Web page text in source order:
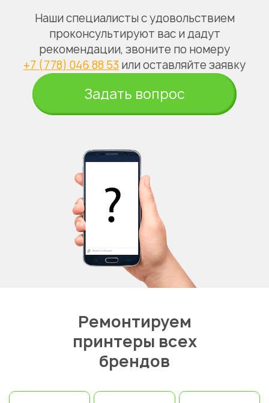
Наши специалисты с удовольствием
проконсультируют вас и дадут
рекомендации, звоните по номеру
+7 (778) 046 88 53 или оставляйте заявку
Задать вопрос
Ремонтируем
принтеры всех
брендов